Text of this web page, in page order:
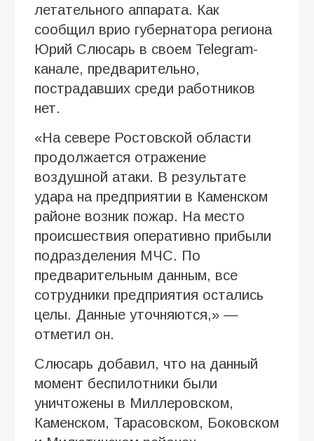
летательного аппарата. Как
сообщил врио губернатора региона
Юрий Слюсарь в своем Telegram-
канале, предварительно,
пострадавших среди работников
нет.
«На севере Ростовской области
продолжается отражение
воздушной атаки. В результате
удара на предприятии в Каменском
районе возник пожар. На место
происшествия оперативно прибыли
подразделения МЧС. По
предварительным данным, все
сотрудники предприятия остались
целы. Данные уточняются,» —
отметил он.
Слюсарь добавил, что на данный
момент беспилотники были
уничтожены в Миллеровском,
Каменском, Тарасовском, Боковском